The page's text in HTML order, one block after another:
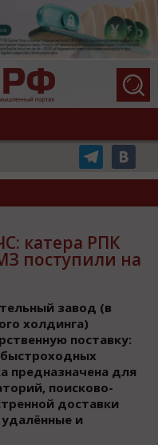
катера РПК
поступили на
завод (в
холдинга)
поставку:
предназначена для
поисково-
доставки
и